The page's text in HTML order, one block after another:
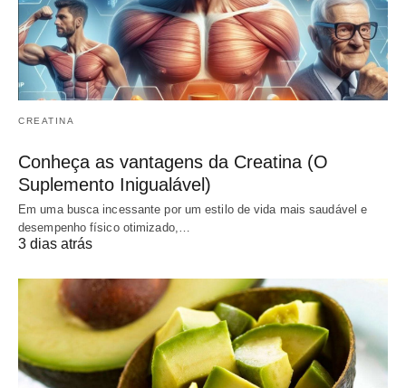
CREATINA
Conheça as vantagens da Creatina (O
Suplemento Inigualável)
Em uma busca incessante por um estilo de vida mais saudável e
desempenho físico otimizado,…
3 dias atrás